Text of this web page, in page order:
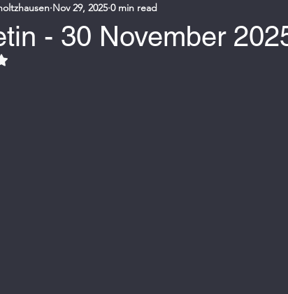
KOOR EREDIENS
- 30 November
Nov 29, 2025 0 min read
NaN out of 5 stars.